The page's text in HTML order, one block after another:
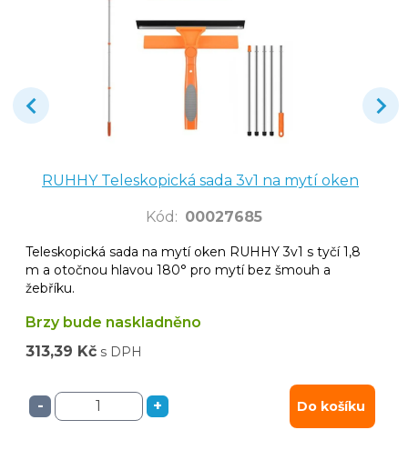
RUHHY Teleskopická sada 3v1 na mytí oken
Kód : 00027685
Teleskopická sada na mytí oken RUHHY 3v1 s tyčí 1,8
m a otočnou hlavou 180° pro mytí bez šmouh a
žebříku.
Brzy bude naskladněno
313,39 Kč s DPH
- + Do košíku